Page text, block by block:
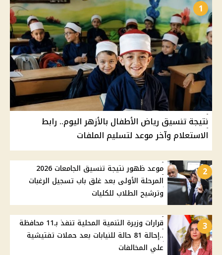
1
نتيجة تنسيق رياض الأطفال بالأزهر اليوم.. رابط
الاستعلام وآخر موعد لتسليم الملفات
2
موعد ظهور نتيجة تنسيق الجامعات 2026
المرحلة الأولى بعد غلق باب تسجيل الرغبات
وترشيح الطلاب للكليات
3
قرارات وزيرة التنمية المحلية تنفذ بـ11 محافظة
..إحالة 81 حالة للنيابات بعد حملات تفتيشية
علي المخالفات